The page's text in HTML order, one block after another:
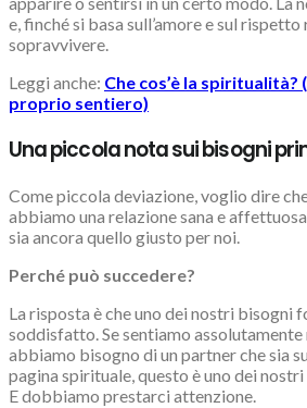
e, finché si basa sull’amore e sul
sopravvivere.
Leggi anche: Che cos’è la spiritualità?
proprio sentiero)
Una piccola nota sui bisogni
Come piccola deviazione, voglio dire
abbiamo una relazione sana e
sia ancora quello giusto per noi.
Perché può succedere?
La risposta è che uno dei nostri bisogni
soddisfatto. Se sentiamo
abbiamo bisogno di un partner che sia
pagina spirituale, questo è uno dei
E dobbiamo prestarci attenzione.